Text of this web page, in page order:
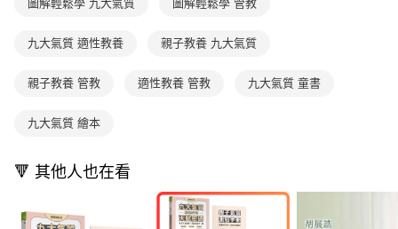
1.本服務係由「台灣大哥大股份有限公司」（以下簡稱本公司）所提供，讓
買賣價金債權讓與本公司後，依約使用本公司帳單繳交帳款。
由本公司與您本人進行分期帳單所需資料之確認、核對及更正。
※ 請注意：結帳手續完成當下不需立刻繳費，但若您需要取消訂單，請聯絡
後付繳納相關費用。
是否繳費成功／繳費後需取消欲退款等相關疑問，請聯繫「AFTEE先享後付
客戶支援中心」 https://netprotections.freshdesk.com/support/home
【注意事項】
權轉讓予恩沛科技股份有限公司。
３．未成年的使用者請事先徵得法定代理人或監護人之同意方可使用
國內宅配/郵寄 (不適用離島、海外及郵局i郵箱)
每筆NT$200
海外包裹航空運送
圖解輕鬆學 九大氣質 圖解輕鬆學 管教
九大氣質 適性教養 親子教養 九大氣質
親子教養 管教 適性教養 管教 九大氣質 童書
九大氣質 繪本
🔻 其他人也在看